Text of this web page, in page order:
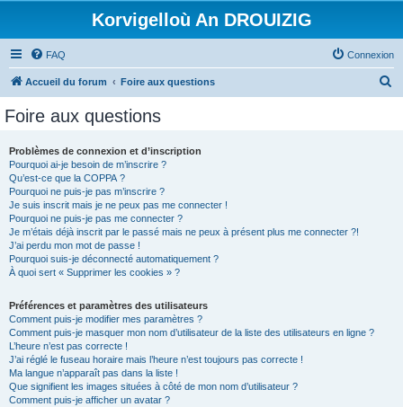
Korvigelloù An DROUIZIG
FAQ Connexion
Accueil du forum Foire aux questions
Foire aux questions
Problèmes de connexion et d’inscription
Pourquoi ai-je besoin de m’inscrire ?
Qu’est-ce que la COPPA ?
Pourquoi ne puis-je pas m’inscrire ?
Je suis inscrit mais je ne peux pas me connecter !
Pourquoi ne puis-je pas me connecter ?
Je m’étais déjà inscrit par le passé mais ne peux à présent plus me connecter ?!
J’ai perdu mon mot de passe !
Pourquoi suis-je déconnecté automatiquement ?
À quoi sert « Supprimer les cookies » ?
Préférences et paramètres des utilisateurs
Comment puis-je modifier mes paramètres ?
Comment puis-je masquer mon nom d’utilisateur de la liste des utilisateurs en ligne ?
L’heure n’est pas correcte !
J’ai réglé le fuseau horaire mais l’heure n’est toujours pas correcte !
Ma langue n’apparaît pas dans la liste !
Que signifient les images situées à côté de mon nom d’utilisateur ?
Comment puis-je afficher un avatar ?